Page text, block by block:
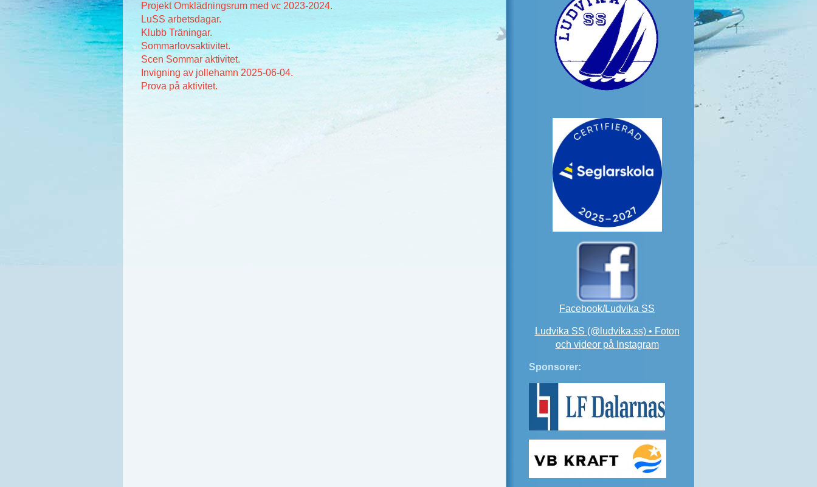
Projekt Omklädningsrum med vc 2023-2024.
LuSS arbetsdagar.
Klubb Träningar.
Sommarlovsaktivitet.
Scen Sommar aktivitet.
Invigning av jollehamn 2025-06-04.
Prova på aktivitet.
Facebook/Ludvika SS
Ludvika SS (@ludvika.ss) • Foton
och videor på Instagram
Sponsorer: